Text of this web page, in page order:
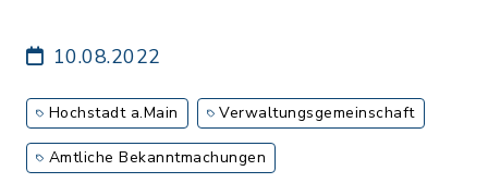
10.08.2022
Hochstadt a.Main Verwaltungsgemeinschaft
Amtliche Bekanntmachungen